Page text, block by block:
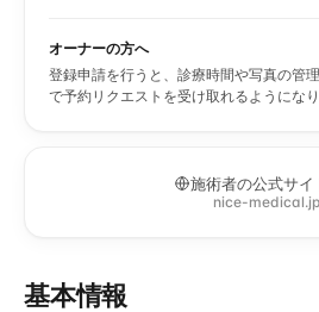
オーナーの方へ
登録申請を行うと、診療時間や写真の管
で予約リクエストを受け取れるようになり
施術者の公式サイ
nice-medical.jp
基本情報